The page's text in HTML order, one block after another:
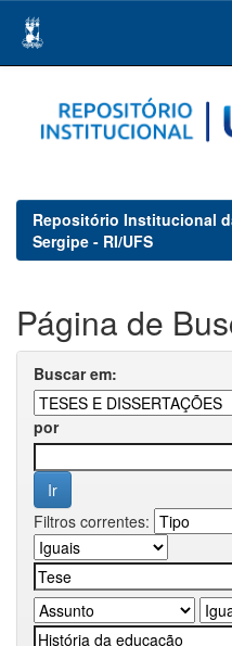
navigation
Repositório Institucional
Sergipe - RI/UFS
Página de
Buscar em:
por
Filtros correntes: